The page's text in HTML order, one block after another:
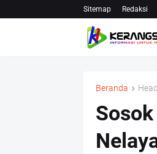
Sitemap Redaksi
Beranda